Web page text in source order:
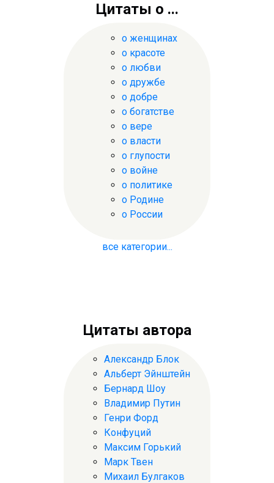
Цитаты о ...
о женщинах
о красоте
о любви
о дружбе
о добре
о богатстве
о вере
о власти
о глупости
о войне
о политике
о Родине
о России
все категории...
Цитаты автора
Александр Блок
Альберт Эйнштейн
Бернард Шоу
Владимир Путин
Генри Форд
Конфуций
Максим Горький
Марк Твен
Михаил Булгаков